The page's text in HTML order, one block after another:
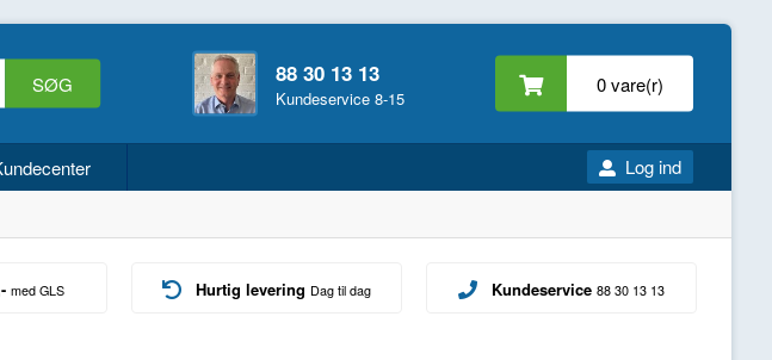
0 vare(r)
88 30 13 13
Kundeservice 8-15
Log ind
med GLS Hurtig levering Dag til dag Kundeservice 88 30 13 13